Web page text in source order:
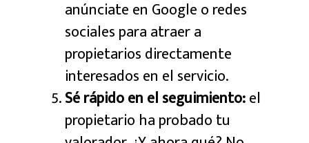
anúnciate en Google o redes
sociales para atraer a
propietarios directamente
interesados en el servicio.
Sé rápido en el seguimiento:el
propietario ha probado tu